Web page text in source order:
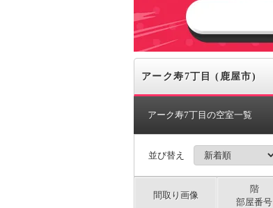
アーク寿7丁目 (鹿屋市)
アーク寿7丁目の空室一覧
並び替え
間取り画像
階
部屋番号